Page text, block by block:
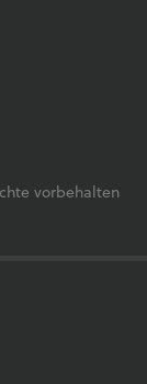
vorbehalten